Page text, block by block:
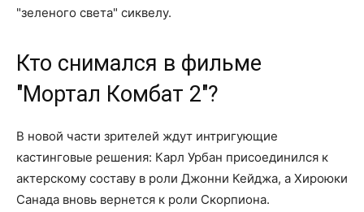
"зеленого света" сиквелу.
Кто снимался в фильме
"Мортал Комбат 2"?
В новой части зрителей ждут интригующие
кастинговые решения: Карл Урбан присоединился к
актерскому составу в роли Джонни Кейджа, а Хироюки
Санада вновь вернется к роли Скорпиона.